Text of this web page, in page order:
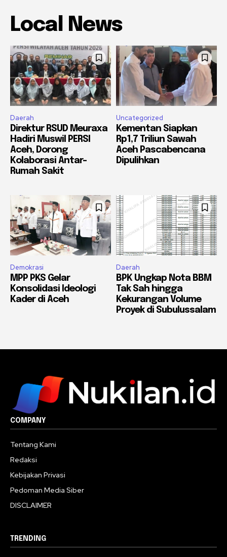
Local News
Daerah
Direktur RSUD Meuraxa
Hadiri Muswil PERSI
Aceh, Dorong
Kolaborasi Antar-
Rumah Sakit
Uncategorized
Kementan Siapkan
Rp1,7 Triliun Sawah
Aceh Pascabencana
Dipulihkan
Demokrasi
MPP PKS Gelar
Konsolidasi Ideologi
Kader di Aceh
Daerah
BPK Ungkap Nota BBM
Tak Sah hingga
Kekurangan Volume
Proyek di Subulussalam
COMPANY
Tentang Kami
Redaksi
Kebijakan Privasi
Pedoman Media Siber
DISCLAIMER
TRENDING